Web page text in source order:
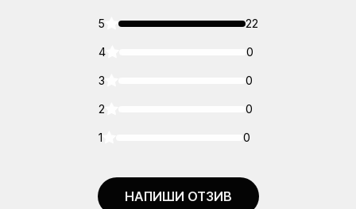
5 22
4 0
3 0
2 0
1 0
НАПИШИ ОТЗИВ